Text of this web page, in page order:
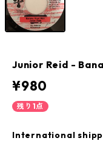
Junior Reid -
¥980
残り1点
International